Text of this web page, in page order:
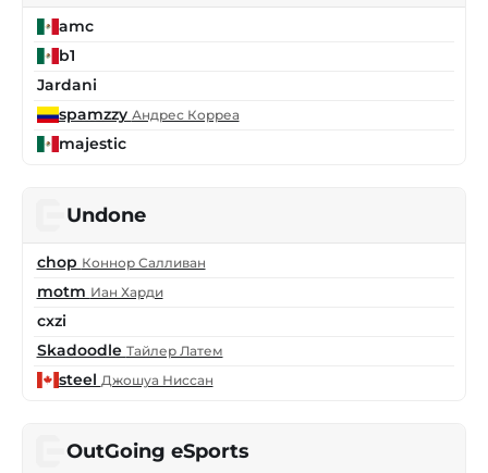
amc
b1
Jardani
spamzzy Андрес Корреа
majestic
Undone
chop Коннор Салливан
motm Иан Харди
cxzi
Skadoodle Тайлер Латем
steel Джошуа Ниссан
OutGoing eSports